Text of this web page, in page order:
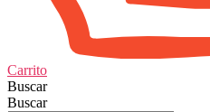
Carrito
Buscar
Buscar